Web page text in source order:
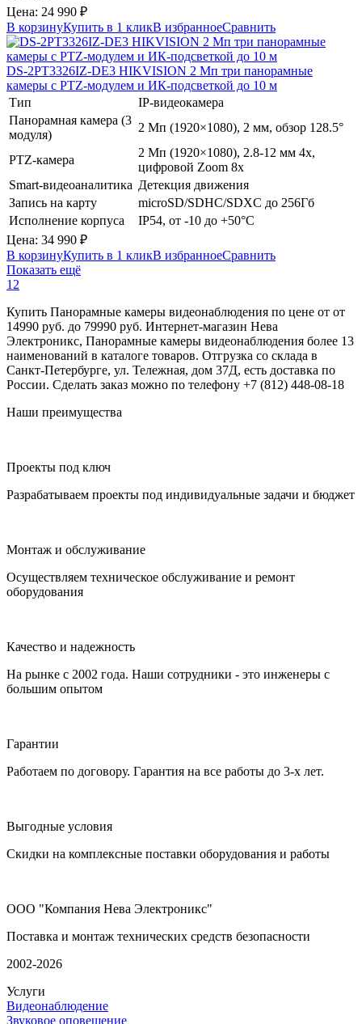
Цена: 24 990 ₽
В корзинуКупить в 1 кликВ избранноеСравнить
DS-2PT3326IZ-DE3 HIKVISION 2 Мп три панорамные
камеры с PTZ-модулем и ИК-подсветкой до 10 м
Тип
IP-видеокамера
Панорамная камера (3
модуля)
2 Мп (1920×1080), 2 мм, обзор 128.5°
PTZ-камера
2 Мп (1920×1080), 2.8-12 мм 4х,
цифровой Zoom 8x
Smart-видеоаналитика Детекция движения
Запись на карту
microSD/SDHC/SDXC до 256Гб
Исполнение корпуса
IP54, от -10 до +50°C
Цена: 34 990 ₽
В корзинуКупить в 1 кликВ избранноеСравнить
Показать ещё
1 2
Купить Панорамные камеры видеонаблюдения по цене от от
14990 руб. до 79990 руб. Интернет-магазин Нева
Электроникс, Панорамные камеры видеонаблюдения более 13
наименований в каталоге товаров. Отгрузка со склада в
Санкт-Петербурге, ул. Тележная, дом 37Д, есть доставка по
России. Сделать заказ можно по телефону +7 (812) 448-08-18
Наши преимущества
Проекты под ключ
Разрабатываем проекты под индивидуальные задачи и бюджет
Монтаж и обслуживание
Осуществляем техническое обслуживание и ремонт
оборудования
Качество и надежность
На рынке с 2002 года. Наши сотрудники - это инженеры с
большим опытом
Гарантии
Работаем по договору. Гарантия на все работы до 3-х лет.
Выгодные условия
Скидки на комплексные поставки оборудования и работы
ООО "Компания Нева Электроникс"
Поставка и монтаж технических средств безопасности
2002-2026
Услуги
Видеонаблюдение
Звуковое оповещение